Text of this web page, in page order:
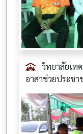
วิทยาลัยเท
อาสาช่วยประชา